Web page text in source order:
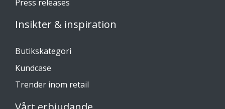
Press releases
Insikter & inspiration
Butikskategori
Kundcase
Trender inom retail